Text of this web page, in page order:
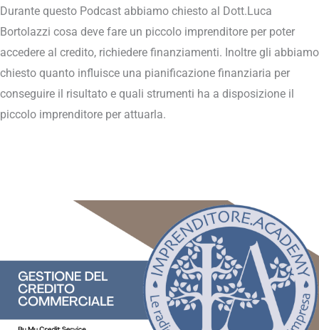
Durante questo Podcast abbiamo chiesto al Dott.Luca
Bortolazzi cosa deve fare un piccolo imprenditore per poter
accedere al credito, richiedere finanziamenti. Inoltre gli abbiamo
chiesto quanto influisce una pianificazione finanziaria per
conseguire il risultato e quali strumenti ha a disposizione il
piccolo imprenditore per attuarla.